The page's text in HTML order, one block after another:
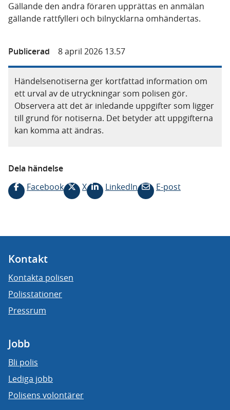
Gällande den andra föraren upprättas en anmälan
gällande rattfylleri och bilnycklarna omhändertas.
Publicerad 8 april 2026 13.57
Händelsenotiserna ger kortfattad information om
ett urval av de utryckningar som polisen gör.
Observera att det är inledande uppgifter som ligger
till grund för notiserna. Det betyder att uppgifterna
kan komma att ändras.
Dela händelse
Facebook
X LinkedIn E-post
Kontakt
Kontakta polisen
Polisstationer
Pressrum
Jobb
Bli polis
Lediga jobb
Polisens volontärer